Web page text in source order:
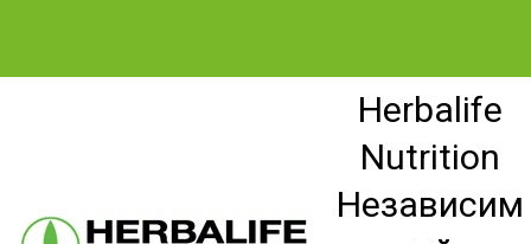
Herbalife
Nutrition
Независим